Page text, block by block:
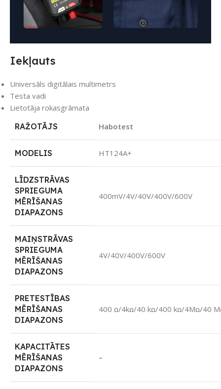
Iekļauts
Universāls digitālais multimetrs
Testa vadi
Lietotāja rokasgrāmata
RAŽOTĀJS
Habotest
MODELIS HT124A+
LĪDZSTRĀVAS
SPRIEGUMA
MĒRĪŠANAS
DIAPAZONS
400mV/4V/40V/400V/600V
MAIŅSTRĀVAS
SPRIEGUMA
MĒRĪŠANAS
DIAPAZONS
4V/40V/400V/600V
PRETESTĪBAS
MĒRĪŠANAS
DIAPAZONS
400 ꭥ/4kꭥ/40 kꭥ/400 kꭥ/4Mꭥ/40
KAPACITĀTES
MĒRĪŠANAS
DIAPAZONS
–